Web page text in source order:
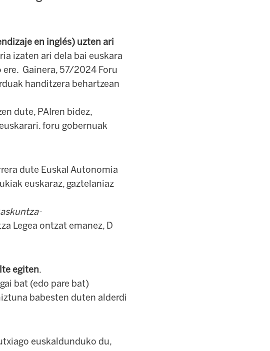
en inglés) uzten ari
izaten ari dela bai euskara
Gainera, 57/2024 Foru
handitzera behartzean
dute, PAIren bidez,
foru gobernuak
dute Euskal Autonomia
euskaraz, gaztelaniaz
Legea ontzat emanez, D
egiten.
bat (edo pare bat)
babesten duten alderdi
euskaldunduko du,